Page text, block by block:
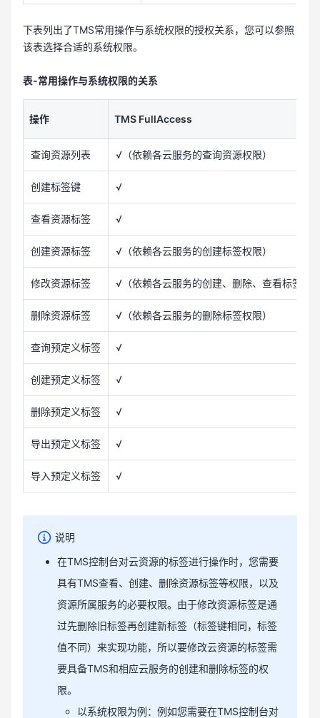
下表列出了TMS常用操作与系统权限的授权关系，您可以参照
该表选择合适的系统权限。
表-常用操作与系统权限的关系
操作 TMS FullAccess
查询资源列表 √（依赖各云服务的查询资源权限）
创建标签键 √
查看资源标签 √
创建资源标签 √（依赖各云服务的创建标签权限）
修改资源标签 √（依赖各云服务的创建、删除、查看标签权
删除资源标签 √（依赖各云服务的删除标签权限）
查询预定义标签 √
创建预定义标签 √
删除预定义标签 √
导出预定义标签 √
导入预定义标签 √
说明
在TMS控制台对云资源的标签进行操作时，您需要
具有TMS查看、创建、删除资源标签等权限，以及
资源所属服务的必要权限。由于修改资源标签是通
过先删除旧标签再创建新标签（标签键相同，标签
值不同）来实现功能，所以要修改云资源的标签需
要具备TMS和相应云服务的创建和删除标签的权
限。
以系统权限为例：例如您需要在TMS控制台对